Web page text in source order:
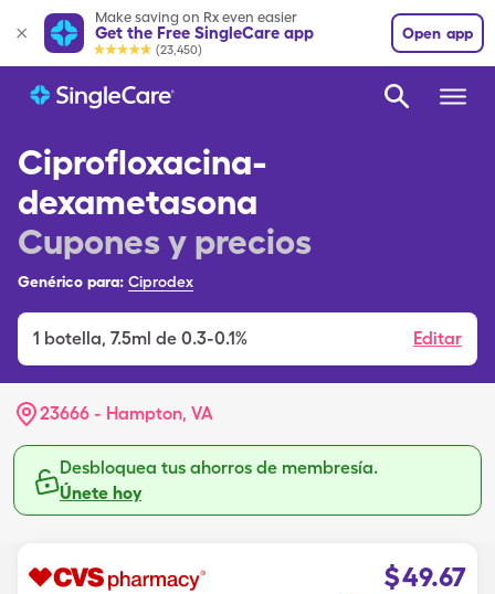
Make saving on Rx even easier
Get the Free SingleCare app
(23,450)
Open app
Ciprofloxacina-
dexametasona
Cupones y precios
Genérico para: Ciprodex
1 botella, 7.5ml de 0.3-0.1% Editar
23666 - Hampton, VA
Desbloquea tus ahorros de membresía.
Únete hoy
$49.67